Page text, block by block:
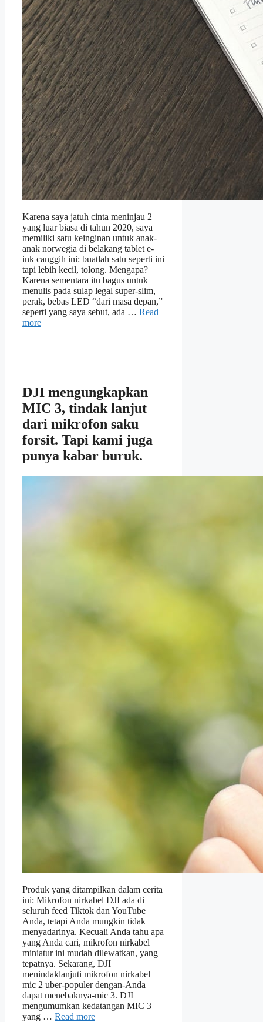
Karena saya jatuh cinta meninjau 2
yang luar biasa di tahun 2020, saya
memiliki satu keinginan untuk anak-
anak norwegia di belakang tablet e-
ink canggih ini: buatlah satu seperti ini
tapi lebih kecil, tolong. Mengapa?
Karena sementara itu bagus untuk
menulis pada sulap legal super-slim,
perak, bebas LED “dari masa depan,”
seperti yang saya sebut, ada … Read
more
DJI mengungkapkan
MIC 3, tindak lanjut
dari mikrofon saku
forsit. Tapi kami juga
punya kabar buruk.
Produk yang ditampilkan dalam cerita
ini: Mikrofon nirkabel DJI ada di
seluruh feed Tiktok dan YouTube
Anda, tetapi Anda mungkin tidak
menyadarinya. Kecuali Anda tahu apa
yang Anda cari, mikrofon nirkabel
miniatur ini mudah dilewatkan, yang
tepatnya. Sekarang, DJI
menindaklanjuti mikrofon nirkabel
mic 2 uber-populer dengan-Anda
dapat menebaknya-mic 3. DJI
mengumumkan kedatangan MIC 3
yang … Read more